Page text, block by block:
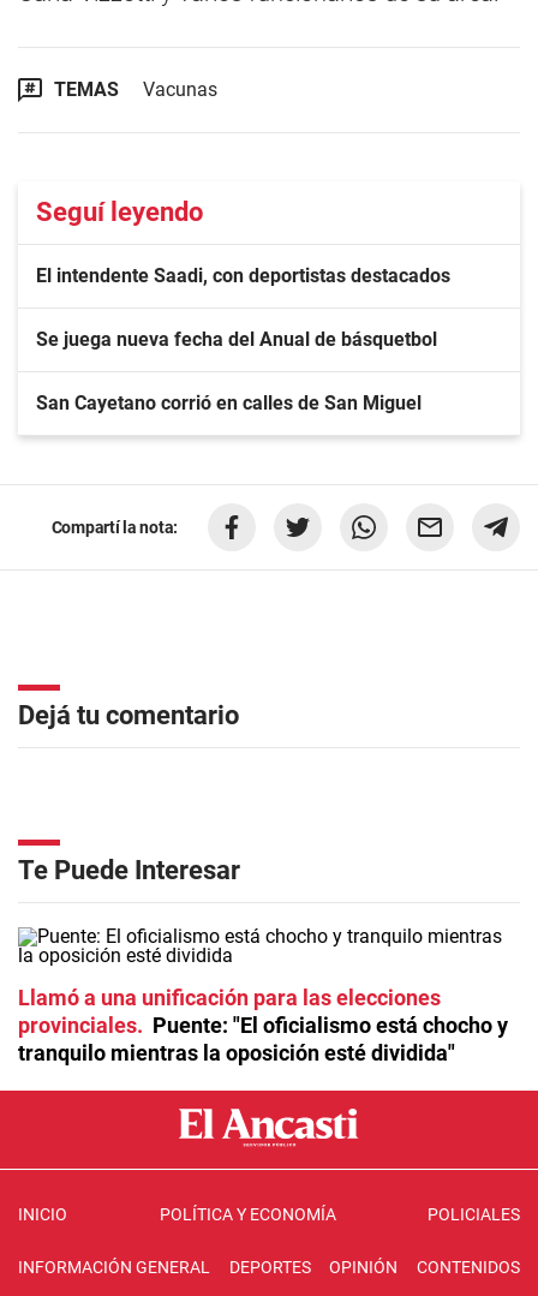
TEMAS Vacunas
Seguí leyendo
El intendente Saadi, con deportistas destacados
Se juega nueva fecha del Anual de básquetbol
San Cayetano corrió en calles de San Miguel
Compartí la nota:
Dejá tu comentario
Te Puede Interesar
Llamó a una unificación para las elecciones
provinciales
Puente: "El oficialismo está chocho y
tranquilo mientras la oposición esté dividida"
INICIO POLÍTICA Y ECONOMÍA POLICIALES
INFORMACIÓN GENERAL DEPORTES OPINIÓN CONTENIDOS